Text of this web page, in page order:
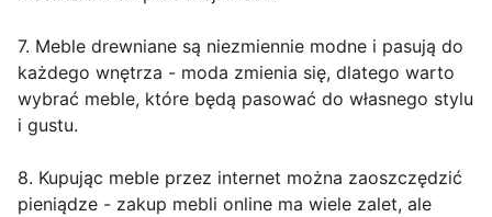
7. Meble drewniane są niezmiennie modne i pasują do
każdego wnętrza - moda zmienia się, dlatego warto
wybrać meble, które będą pasować do własnego stylu
i gustu.
8. Kupując meble przez internet można zaoszczędzić
pieniądze - zakup mebli online ma wiele zalet, ale